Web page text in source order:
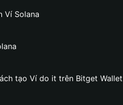
Ví Solana
tạo Ví do it trên Bitget Wallet